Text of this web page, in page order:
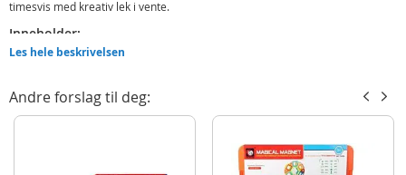
timesvis med kreativ lek i vente.
Inneholder:
87 ulike deler
Detaljer:
Alder: fra ca. 4- 8 år
Les hele beskrivelsen
Andre forslag til deg: